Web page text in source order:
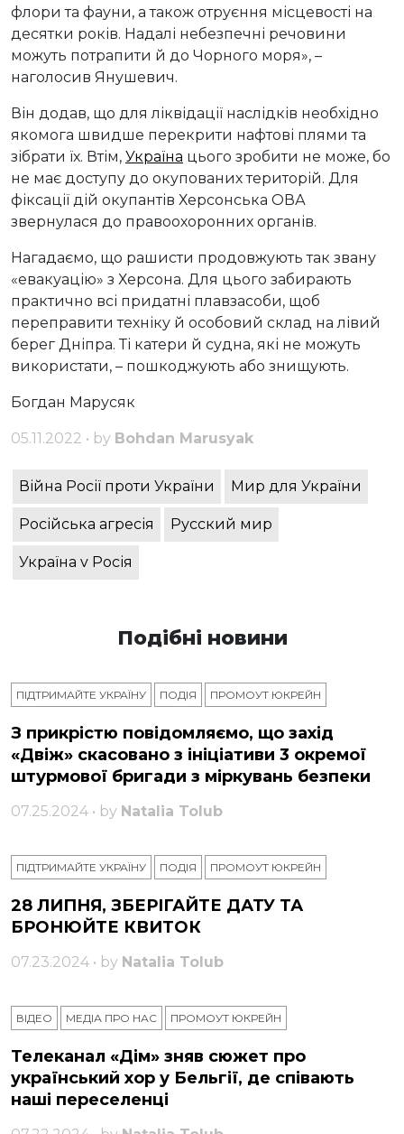
флори та фауни, а також отруєння місцевості на
десятки років. Надалі небезпечні речовини
можуть потрапити й до Чорного моря», –
наголосив Янушевич.
Він додав, що для ліквідації наслідків необхідно
якомога швидше перекрити нафтові плями та
зібрати їх. Втім, Україна цього зробити не може, бо
не має доступу до окупованих територій. Для
фіксації дій окупантів Херсонська ОВА
звернулася до правоохоронних органів.
Нагадаємо, що рашисти продовжують так звану
«евакуацію» з Херсона. Для цього забирають
практично всі придатні плавзасоби, щоб
переправити техніку й особовий склад на лівий
берег Дніпра. Ті катери й судна, які не можуть
використати, – пошкоджують або знищують.
Богдан Марусяк
05.11.2022 • by Bohdan Marusyak
Війна Росії проти України Мир для України
Російська агресія Русский мир
Україна v Росія
Подібні новини
ПІДТРИМАЙТЕ УКРАЇНУ ПОДІЯ ПРОМОУТ ЮКРЕЙН
З прикрістю повідомляємо, що захід
«Двіж» скасовано з ініціативи 3 окремої
штурмової бригади з міркувань безпеки
07.25.2024 • by Natalia Tolub
ПІДТРИМАЙТЕ УКРАЇНУ ПОДІЯ ПРОМОУТ ЮКРЕЙН
28 ЛИПНЯ, ЗБЕРІГАЙТЕ ДАТУ ТА
БРОНЮЙТЕ КВИТОК
07.23.2024 • by Natalia Tolub
ВІДЕО МЕДІА ПРО НАС ПРОМОУТ ЮКРЕЙН
Телеканал «Дім» зняв сюжет про
український хор у Бельгії, де співають
наші переселенці